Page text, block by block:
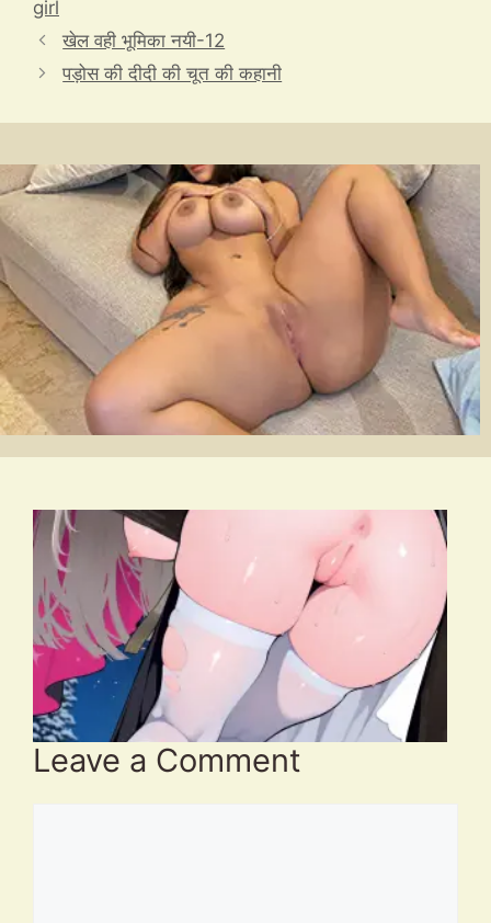
o
o
p
p
n
k g
girl
खेल वही भूमिका नयी-12
पड़ोस की दीदी की चूत की कहानी
Leave a Comment